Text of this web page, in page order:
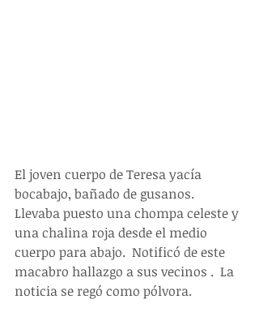
El joven cuerpo de Teresa yacía
bocabajo, bañado de gusanos.
Llevaba puesto una chompa celeste y
una chalina roja desde el medio
cuerpo para abajo.  Notificó de este
macabro hallazgo a sus vecinos .  La
noticia se regó como pólvora.